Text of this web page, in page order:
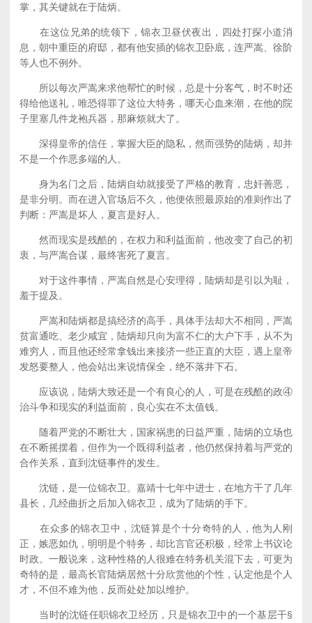
掌，其关键就在于陆炳。
在这位兄弟的统领下，锦衣卫昼伏夜出，四处打探小道消
息，朝中重臣的府邸，都有他安插的锦衣卫卧底，连严嵩、徐阶
等人也不例外。
所以每次严嵩来求他帮忙的时候，总是十分客气，时不时还
得给他送礼，唯恐得罪了这位大特务，哪天心血来潮，在他的院
子里塞几件龙袍兵器，那麻烦就大了。
深得皇帝的信任，掌握大臣的隐私，然而强势的陆炳，却并
不是一个作恶多端的人。
身为名门之后，陆炳自幼就接受了严格的教育，忠奸善恶，
是非分明。而在进入官场后不久，他便依照最原始的准则作出了
判断：严嵩是坏人，夏言是好人。
然而现实是残酷的，在权力和利益面前，他改变了自己的初
衷，与严嵩合谋，最终害死了夏言。
对于这件事情，严嵩自然是心安理得，陆炳却是引以为耻，
羞于提及。
严嵩和陆炳都是搞经济的高手，具体手法却大不相同，严嵩
贫富通吃、老少咸宜，陆炳却只向为富不仁的大户下手，从不为
难穷人，而且他还经常拿钱出来接济一些正直的大臣，遇上皇帝
发怒要整人，他会站出来说情保全，绝不落井下石。
应该说，陆炳大致还是一个有良心的人，可是在残酷的政④
治斗争和现实的利益面前，良心实在不太值钱。
随着严党的不断壮大，国家祸患的日益严重，陆炳的立场也
在不断摇摆着，但作为一个既得利益者，他仍然保持着与严党的
合作关系，直到沈链事件的发生。
沈链，是一位锦衣卫。嘉靖十七年中进士，在地方干了几年
县长，几经曲折之后加入锦衣卫，成为了陆炳的手下。
在众多的锦衣卫中，沈链算是个十分奇特的人，他为人刚
正，嫉恶如仇，明明是个特务，却比言官还积极，经常上书议论
时政。一般说来，这种性格的人很难在特务机关混下去，可更为
奇特的是，最高长官陆炳居然十分欣赏他的个性，认定他是个人
才，不但不难为他，反而处处加以维护。
当时的沈链任职锦衣卫经历，只是锦衣卫中的一个基层干§